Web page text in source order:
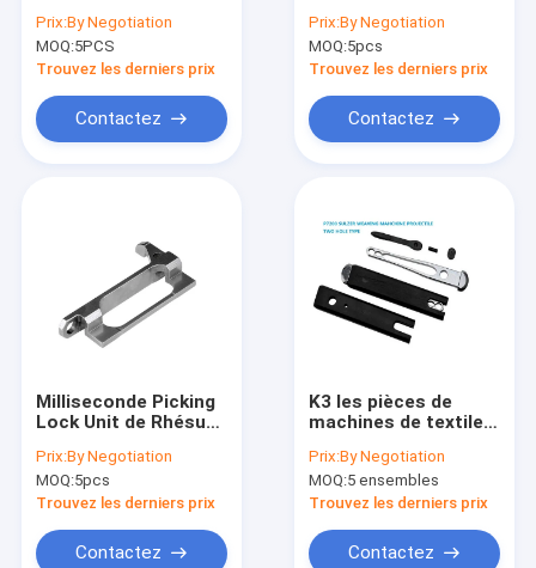
Au sujet de nous
Visite d'usine
Nouvelles
Cas
machines de textile
d'unité de serrure
Prix:By Negotiation
MOQ:5PCS
Trouvez les derniers prix
Contactez
d'accouplement a
laissé l'unité de
Maggregate
Prix:By Negotiation
MOQ:5pcs
Trouvez les derniers prix
Contactez
Milliseconde Picking
Lock Unit de Rhésus
rechange de
machines de textile
de construction
Prix:By Negotiation
MOQ:5pcs
Trouvez les derniers prix
Contactez
K3 les pièces de
machines de textile
projectile P7200
Sulzer lissent L/R
moletées
Prix:By Negotiation
MOQ:5 ensembles
Trouvez les derniers prix
Contactez